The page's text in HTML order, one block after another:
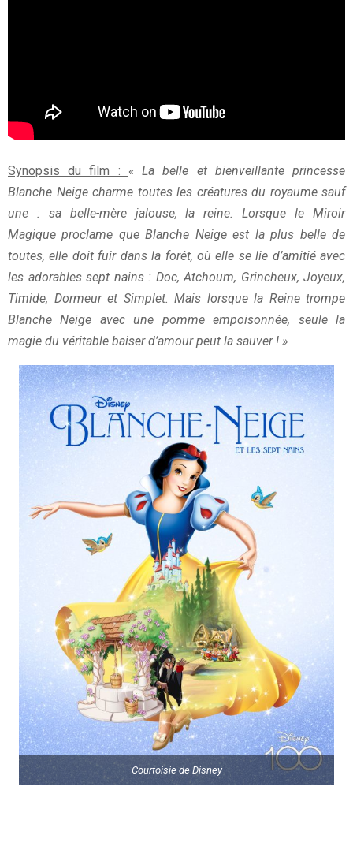
Synopsis du film : « La belle et bienveillante princesse
Blanche Neige charme toutes les créatures du royaume sauf
une : sa belle-mère jalouse, la reine. Lorsque le Miroir
Magique proclame que Blanche Neige est la plus belle de
toutes, elle doit fuir dans la forêt, où elle se lie d’amitié avec
les adorables sept nains : Doc, Atchoum, Grincheux, Joyeux,
Timide, Dormeur et Simplet. Mais lorsque la Reine trompe
Blanche Neige avec une pomme empoisonnée, seule la
magie du véritable baiser d’amour peut la sauver ! »
Courtoisie de Disney